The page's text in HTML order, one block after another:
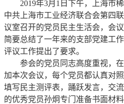
2019年3月1日下午，上海市稀
中共上海市工业经济联合会第四
议室召开的党员民主生活会，会
简要总结了一年来的支部党建工
评议工作提出了要求。
参会的党员同志高度重视，在
加本次会议，每个党员都认真对
填写民主测评表，踊跃发言，交
的优秀党员孙炯专门准备书面材